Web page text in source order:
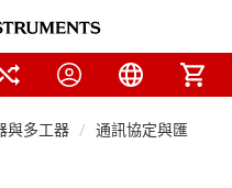
與多工器 通訊協定與匯流排